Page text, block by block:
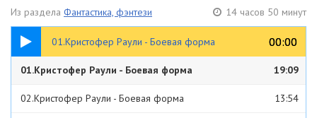
Из раздела Фантастика, фэнтези 14 часов 50 минут
01.Кристофер Раули - Боевая форма 00:00
00:00
19:09
01.Кристофер Раули - Боевая форма 19:09
02.Кристофер Раули - Боевая форма 13:54